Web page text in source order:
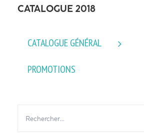
CATALOGUE 2018
CATALOGUE GÉNÉRAL
PROMOTIONS